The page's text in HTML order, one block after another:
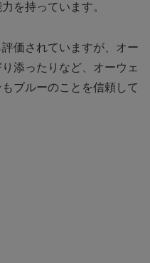
を持っています。
価されていますが、オー
添ったりなど、オーウェ
ブルーのことを信頼して